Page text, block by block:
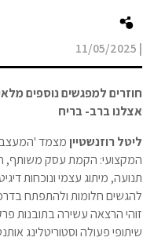
|
11/05/2025
חוזרים למפגשים נוספים
אצלנו ברב- בריח
ליטל רוזנשטיין מצמד
המקצועי: הקמת עסק משותף,
תנועה, מיתוג עצמי ונוכחות
להגשים חלומות ולהתפתח
זוהי הרצאה עשירה בתובנות
שיתופי פעולה וסטוריטלינג